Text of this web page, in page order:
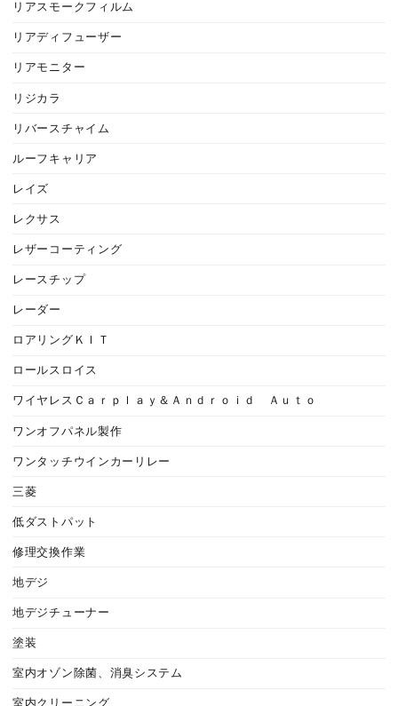
リアスモークフィルム
リアディフューザー
リアモニター
リジカラ
リバースチャイム
ルーフキャリア
レイズ
レクサス
レザーコーティング
レースチップ
レーダー
ロアリングＫＩＴ
ロールスロイス
ワイヤレスＣａｒｐｌａｙ＆Ａｎｄｒｏｉｄ Ａｕｔｏ
ワンオフパネル製作
ワンタッチウインカーリレー
三菱
低ダストパット
修理交換作業
地デジ
地デジチューナー
塗装
室内オゾン除菌、消臭システム